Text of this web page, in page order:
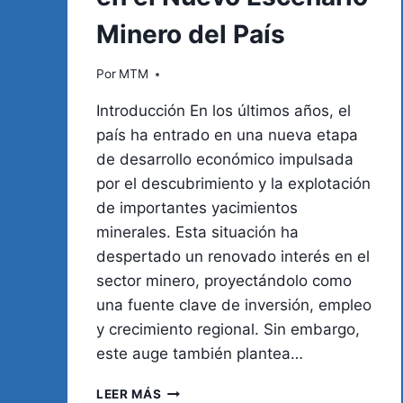
Minero del País
Por MTM
Introducción En los últimos años, el
país ha entrado en una nueva etapa
de desarrollo económico impulsada
por el descubrimiento y la explotación
de importantes yacimientos
minerales. Esta situación ha
despertado un renovado interés en el
sector minero, proyectándolo como
una fuente clave de inversión, empleo
y crecimiento regional. Sin embargo,
este auge también plantea…
LEER MÁS RIESGOS